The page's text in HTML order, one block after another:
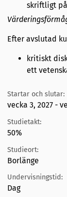
skriftligt
Efter avslutad
kritiskt
ett
Startar och slutar:
vecka 3, 2027 -
Studietakt:
50%
Studieort:
Borlänge
Undervisningstid:
Dag